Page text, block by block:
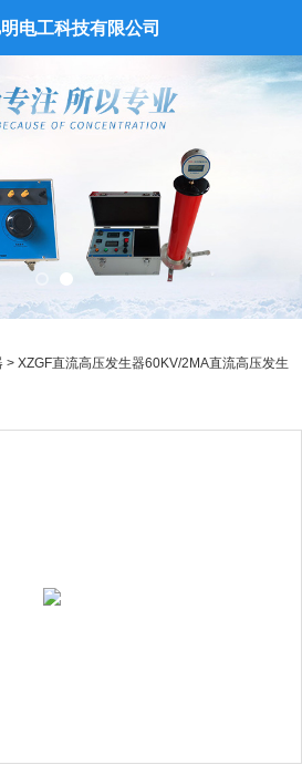
电工科技有限公司
> XZGF直流高压发生器60KV/2MA直流高压发生